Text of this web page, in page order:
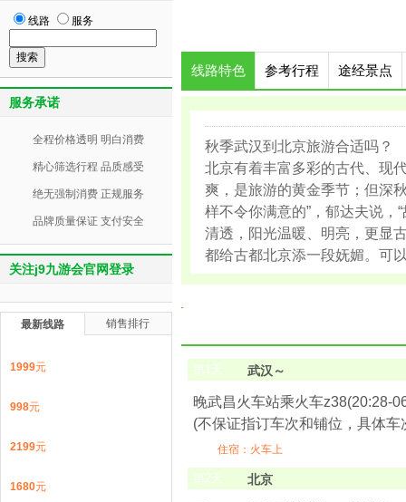
线路特色 参考行程 途经景点
秋季武汉到北京旅游合适吗？
北京有着丰富多彩的古代、现
爽，是旅游的黄金季节；但深
样不令你满意的”，郁达夫说，
清透，阳光温暖、明亮，更显
都给古都北京添一段妩媚。可
第1天 武汉～
晚武昌火车站乘火车z38(20:28-
(不保证指订车次和铺位，具体
住宿：火车上
第2天 北京
线路 服务
服务承诺
全程价格透明 明白消费
精心筛选行程 品质感受
绝无强制消费 正规服务
品牌质量保证 支付安全
关注j9九游会官网登录
最新线路 销售排行
1999元
998元
2199元
1680元